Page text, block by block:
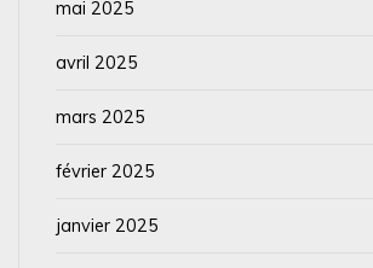
mai 2025
avril 2025
mars 2025
février 2025
janvier 2025